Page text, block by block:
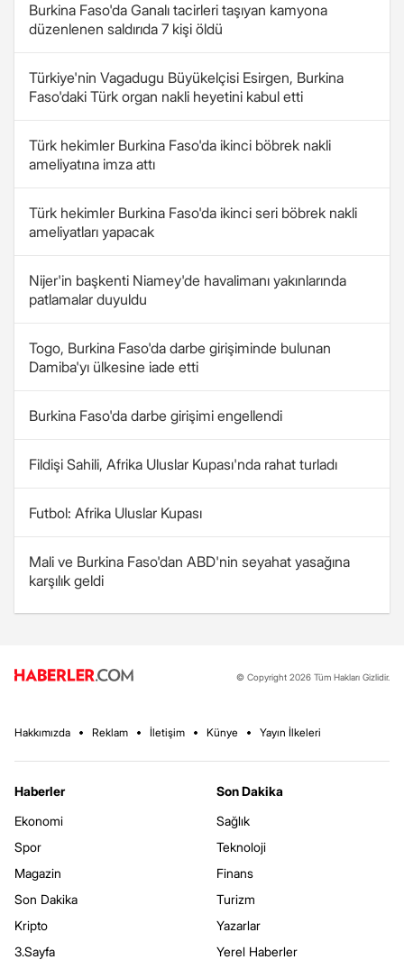
Burkina Faso'da Ganalı tacirleri taşıyan kamyona
düzenlenen saldırıda 7 kişi öldü
Türkiye'nin Vagadugu Büyükelçisi Esirgen, Burkina
Faso'daki Türk organ nakli heyetini kabul etti
Türk hekimler Burkina Faso'da ikinci böbrek nakli
ameliyatına imza attı
Türk hekimler Burkina Faso'da ikinci seri böbrek nakli
ameliyatları yapacak
Nijer'in başkenti Niamey'de havalimanı yakınlarında
patlamalar duyuldu
Togo, Burkina Faso'da darbe girişiminde bulunan
Damiba'yı ülkesine iade etti
Burkina Faso'da darbe girişimi engellendi
Fildişi Sahili, Afrika Uluslar Kupası'nda rahat turladı
Futbol: Afrika Uluslar Kupası
Mali ve Burkina Faso'dan ABD'nin seyahat yasağına
karşılık geldi
© Copyright 2026 Tüm Hakları Gizlidir.
Hakkımızda Reklam İletişim Künye Yayın İlkeleri
Haberler
Ekonomi
Spor
Magazin
Son Dakika
Kripto
3.Sayfa
Son Dakika
Sağlık
Teknoloji
Finans
Turizm
Yazarlar
Yerel Haberler